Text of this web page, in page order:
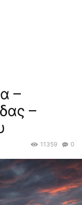
–
–
0
11359